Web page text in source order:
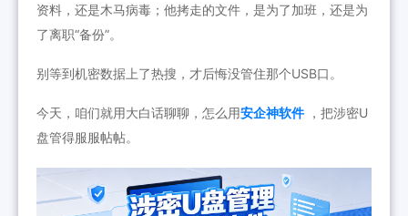
资料，还是木马病毒；他拷走的文件，是为了加班，还是为
了离职“备份”。
别等到机密数据上了热搜，才后悔没管住那个USB口。
今天，咱们就用大白话聊聊，怎么用安企神软件，把涉密U
盘管得服服帖帖。